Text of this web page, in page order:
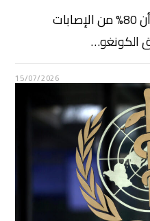
أعلنت منظمة الصحة العالمية أن 80% من الإصابات
الكونغو…
15/07/2026